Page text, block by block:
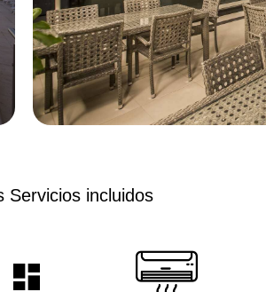
Servicios incluidos